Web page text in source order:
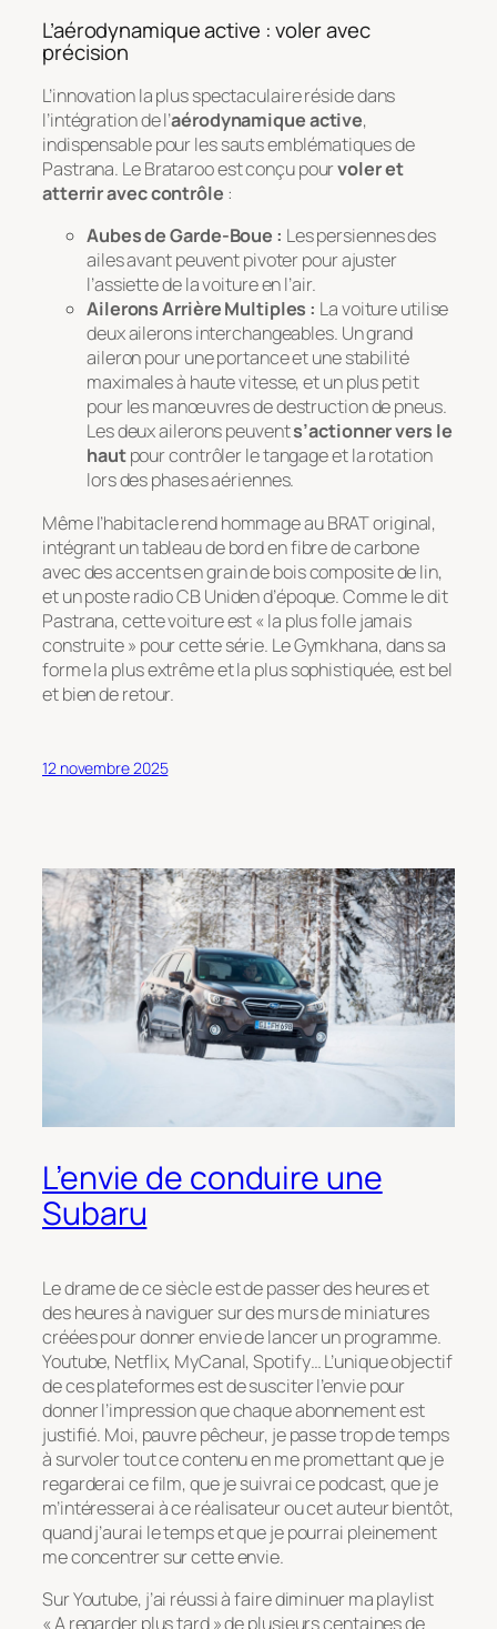
L’aérodynamique active : voler avec
précision
L’innovation la plus spectaculaire réside dans
l’intégration de l’aérodynamique active,
indispensable pour les sauts emblématiques de
Pastrana. Le Brataroo est conçu pourvoler et
atterrir avec contrôle :
Aubes de Garde-Boue : Les persiennes des
ailes avant peuvent pivoter pour ajuster
l’assiette de la voiture en l’air.
Ailerons Arrière Multiples : La voiture utilise
deux ailerons interchangeables. Un grand
aileron pour une portance et une stabilité
maximales à haute vitesse, et un plus petit
pour les manœuvres de destruction de pneus.
Les deux ailerons peuvents’actionner vers le
hautpour contrôler le tangage et la rotation
lors des phases aériennes.
Même l’habitacle rend hommage au BRAT original,
intégrant un tableau de bord en fibre de carbone
avec des accents en grain de bois composite de lin,
et un poste radio CB Uniden d’époque. Comme le dit
Pastrana, cette voiture est « la plus folle jamais
construite» pour cette série. Le Gymkhana, dans sa
forme la plus extrême et la plus sophistiquée, est bel
et bien de retour.
12 novembre 2025
L’envie de conduire une
Subaru
Le drame de ce siècle est de passer des heures et
des heures à naviguer sur des murs de miniatures
créées pour donner envie de lancer un programme.
Youtube, Netflix, MyCanal, Spotify… L’unique objectif
de ces plateformes est de susciter l’envie pour
donner l’impression que chaque abonnement est
justifié. Moi, pauvre pêcheur, je passe trop de temps
à survoler tout ce contenu en me promettant que je
regarderai ce film, que je suivrai ce podcast, que je
m’intéresserai à ce réalisateur ou cet auteur bientôt,
quand j’aurai le temps et que je pourrai pleinement
me concentrer sur cette envie.
Sur Youtube, j’ai réussi à faire diminuer ma playlist
« A regarder plus tard » de plusieurs centaines de